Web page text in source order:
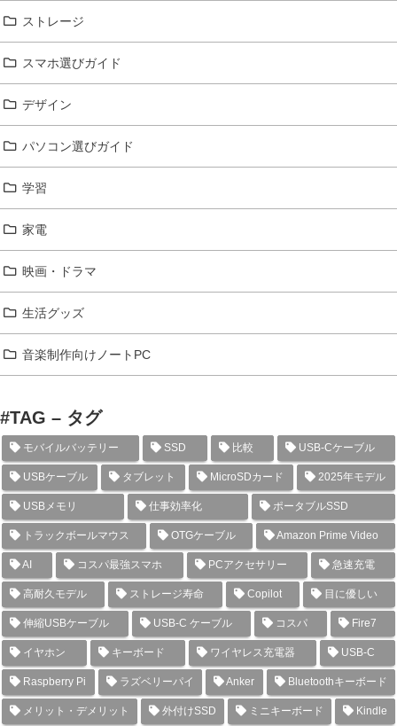
ストレージ
スマホ選びガイド
デザイン
パソコン選びガイド
学習
家電
映画・ドラマ
生活グッズ
音楽制作向けノートPC
#TAG – タグ
モバイルバッテリー SSD 比較 USB-Cケーブル
USBケーブル タブレット MicroSDカード 2025年モデル
USBメモリ 仕事効率化 ポータブルSSD
トラックボールマウス OTGケーブル Amazon Prime Video
AI コスパ最強スマホ PCアクセサリー 急速充電
高耐久モデル ストレージ寿命 Copilot 目に優しい
伸縮USBケーブル USB-C ケーブル コスパ Fire7
イヤホン キーボード ワイヤレス充電器 USB-C
Raspberry Pi ラズベリーパイ Anker Bluetoothキーボード
メリット・デメリット 外付けSSD ミニキーボード Kindle